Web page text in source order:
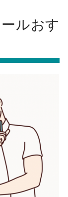
ルおす